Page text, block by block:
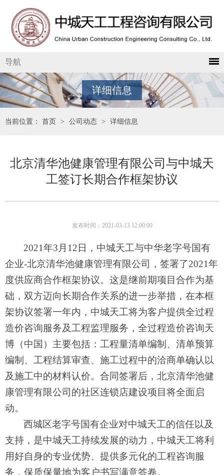
导航
详细信息
当前位置： 首页 > 公司动态 > 详细信息
北京清华池健康管理有限公司与中城天
工签订长期合作框架协议
发布时间：2021-03-13 12:00:00
2021年3月12日，中城天工与中华老字号国有
企业-北京清华池健康管理有限公司，签署了2021年
度供应商合作框架协议。这是继前期项目合作为基
础，双方迈向长期合作关系的进一步举措，在本框
架协议签署一年内，中城天工将为客户提供全过程
造价咨询服务及工程监理服务，全过程造价咨询天
博（中国）主要包括：工程量清单编制、清单预算
编制、工程结算审查、施工过程中的洽商单确认以
及施工中的材料认价。合同签署后，北京清华池健
康管理有限公司的社区连锁店建设项目将全面启
动。
西城区老字号国有企业对中城天工的信任以及
支持，是中城天工持续发展的动力，中城天工将利
用好自身的专业优势、提供多元化的工程咨询服
务，保质保量地为客户书写满意答卷。